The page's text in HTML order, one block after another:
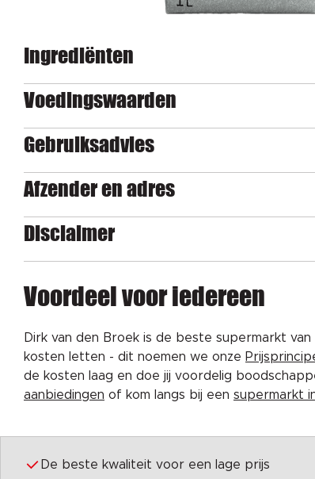
Ingrediënten
Voedingswaarden
Gebruiksadvies
Afzender en adres
Disclaimer
Voordeel voor iedereen
Dirk van den Broek is de beste supermarkt
kosten letten - dit noemen we onze
de kosten laag en doe jij voordelig
aanbiedingen of kom langs bij een supermarkt
De beste kwaliteit voor een lage prijs